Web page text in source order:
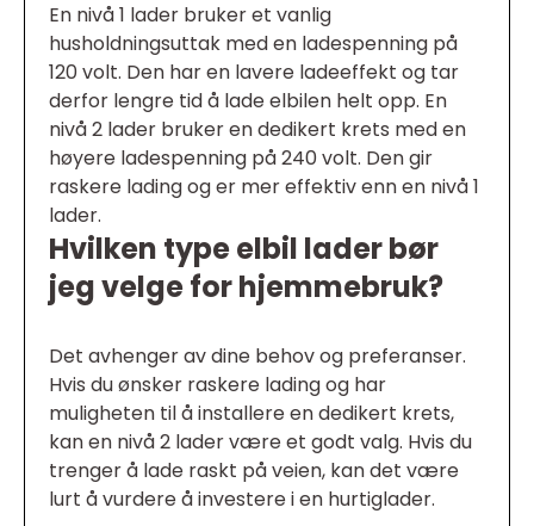
En nivå 1 lader bruker et vanlig
husholdningsuttak med en ladespenning på
120 volt. Den har en lavere ladeeffekt og tar
derfor lengre tid å lade elbilen helt opp. En
nivå 2 lader bruker en dedikert krets med en
høyere ladespenning på 240 volt. Den gir
raskere lading og er mer effektiv enn en nivå 1
lader.
Hvilken type elbil lader bør
jeg velge for hjemmebruk?
Det avhenger av dine behov og preferanser.
Hvis du ønsker raskere lading og har
muligheten til å installere en dedikert krets,
kan en nivå 2 lader være et godt valg. Hvis du
trenger å lade raskt på veien, kan det være
lurt å vurdere å investere i en hurtiglader.